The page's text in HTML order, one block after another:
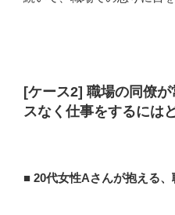
[ケース2] 職場の同僚
スなく仕事をするには
■ 20代女性Aさんが抱える